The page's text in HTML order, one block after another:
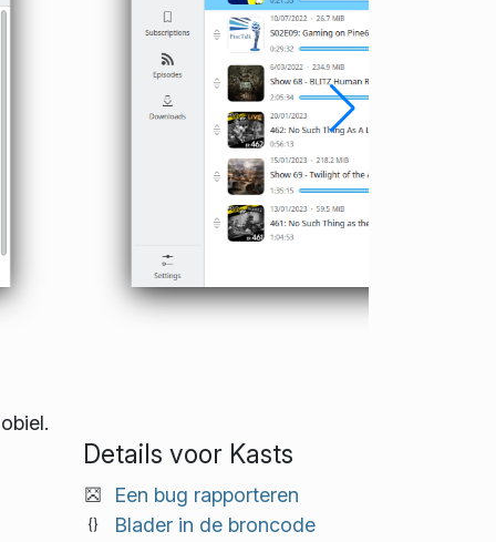
Details voor Kasts
Een bug rapporteren
Blader in de broncode